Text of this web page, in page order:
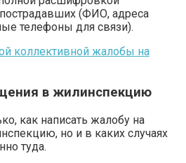
(ФИО, адреса
телефоны для связи).
коллективной жалобы на
в жилинспекцию
как написать жалобу на
но и в каких случаях
туда.